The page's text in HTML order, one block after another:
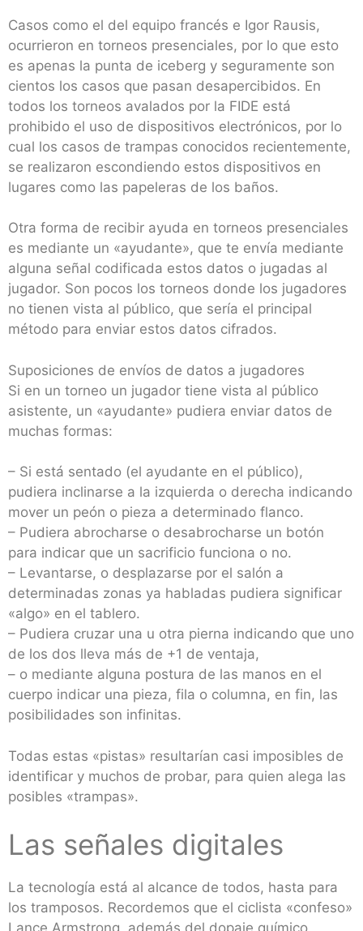
Casos como el del equipo francés e Igor Rausis,
ocurrieron en torneos presenciales, por lo que esto
es apenas la punta de iceberg y seguramente son
cientos los casos que pasan desapercibidos. En
todos los torneos avalados por la FIDE está
prohibido el uso de dispositivos electrónicos, por lo
cual los casos de trampas conocidos recientemente,
se realizaron escondiendo estos dispositivos en
lugares como las papeleras de los baños.
Otra forma de recibir ayuda en torneos presenciales
es mediante un «ayudante», que te envía mediante
alguna señal codificada estos datos o jugadas al
jugador. Son pocos los torneos donde los jugadores
no tienen vista al público, que sería el principal
método para enviar estos datos cifrados.
Suposiciones de envíos de datos a jugadores
Si en un torneo un jugador tiene vista al público
asistente, un «ayudante» pudiera enviar datos de
muchas formas:
– Si está sentado (el ayudante en el público),
pudiera inclinarse a la izquierda o derecha indicando
mover un peón o pieza a determinado flanco.
– Pudiera abrocharse o desabrocharse un botón
para indicar que un sacrificio funciona o no.
– Levantarse, o desplazarse por el salón a
determinadas zonas ya habladas pudiera significar
«algo» en el tablero.
– Pudiera cruzar una u otra pierna indicando que uno
de los dos lleva más de +1 de ventaja,
– o mediante alguna postura de las manos en el
cuerpo indicar una pieza, fila o columna, en fin, las
posibilidades son infinitas.
Todas estas «pistas» resultarían casi imposibles de
identificar y muchos de probar, para quien alega las
posibles «trampas».
Las señales digitales
La tecnología está al alcance de todos, hasta para
los tramposos. Recordemos que el ciclista «confeso»